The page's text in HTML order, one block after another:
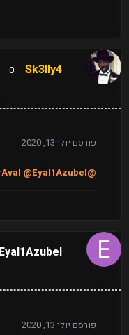
Sk3lly4
0
פורסם יולי 13, 2020
@NoderAval
@Eyal1Azubel
Eyal1Azubel
פורסם יולי 13, 2020